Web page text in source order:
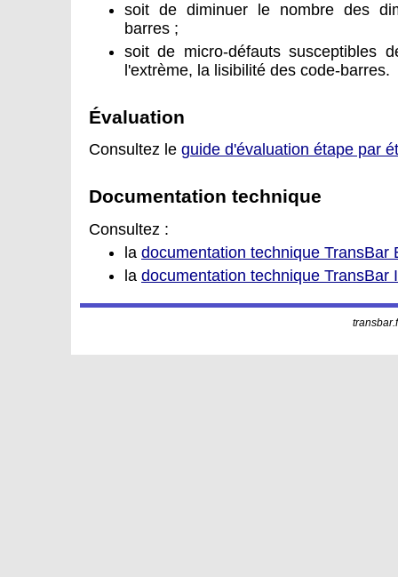
soit de diminuer le nombre des
barres ;
soit de micro-défauts susceptibles
l'extrème, la lisibilité des code-barres.
Évaluation
Consultez le guide d'évaluation étape par
Documentation technique
Consultez :
la documentation technique TransBar
la documentation technique TransBar